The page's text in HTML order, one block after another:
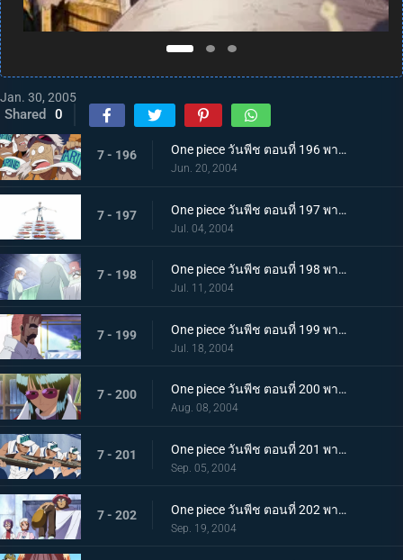
Jan. 30, 2005
Shared 0
7 - 196 One piece วันพีช ตอนที่ 196 พากย์ไทย คำสั่งภาวะฉุกเฉิน! เรือโจรสลัดชั่วร้ายบุก!
Jun. 20, 2004
7 - 197 One piece วันพีช ตอนที่ 197 พากย์ไทย ยอดกุ๊กซันจิ! แสดงฝีมือในโรงอาหารกองทัพเรือ!
Jul. 04, 2004
7 - 198 One piece วันพีช ตอนที่ 198 พากย์ไทย โซโลกับช็อปเปอร์ถูกจับกุม การผ่าตัดด่วน
Jul. 11, 2004
7 - 199 One piece วันพีช ตอนที่ 199 พากย์ไทย ทีมสำรวจกองทัพเรือบุกจู่โจม! โดนจับเพิ่มเป็นสองแล้ว!
Jul. 18, 2004
7 - 200 One piece วันพีช ตอนที่ 200 พากย์ไทย ลูฟี่กับซันจิสู้ตาย! ยุทธการช่วยเหลือ!
Aug. 08, 2004
7 - 201 One piece วันพีช ตอนที่ 201 พากย์ไทย หน่วยพิเศษเลือดร้อนร่วมแจม! การต่อสู้ที่สะพานข้าม!
Sep. 05, 2004
7 - 202 One piece วันพีช ตอนที่ 202 พากย์ไทย ฝ่าวงล้อมออกไป!ศึกชิงเรือโกอิ้งแมรี่
Sep. 19, 2004